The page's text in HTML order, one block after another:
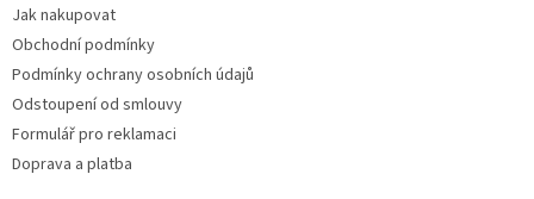
Jak nakupovat
Obchodní podmínky
Podmínky ochrany osobních údajů
Odstoupení od smlouvy
Formulář pro reklamaci
Doprava a platba